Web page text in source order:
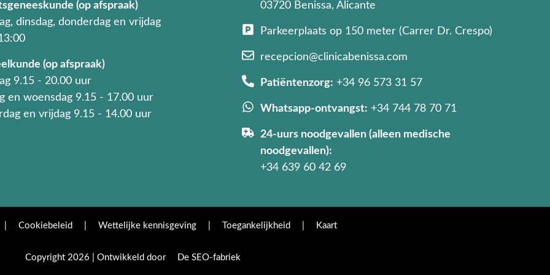
(op afspraak)
dinsdag, donderdag en vrijdag
(op afspraak)
9.15 - 20.00 uur
en woensdag 9.15 - 17.00 uur
en vrijdag 9.15 - 14.00 uur
03720 Benissa, Alicante
Parkeerplaats op 150 meter (Carrer Dr. Crespo)
recepcion@clinicabenissa.com
Patiëntenzorg: +34 96 573 31 57
Whatsapp-ontvangst: +34 744 78 70 71
24-uurs noodgevallen (alleen medische
noodgevallen):
+34 639 60 42 69
Cookiebeleid Wettelijke kennisgeving Toegankelijkheid Kaart
Copyright 2026 | Ontwikkeld door De SEO-fabriek